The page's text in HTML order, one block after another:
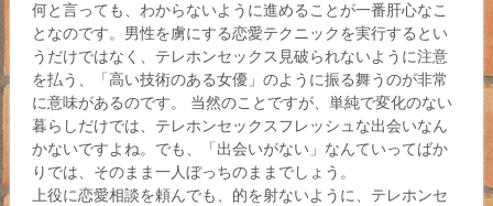
何と言っても、わからないように進めることが一番肝心なこ
となのです。男性を虜にする恋愛テクニックを実行するとい
うだけではなく、テレホンセックス見破られないように注意
を払う、「高い技術のある女優」のように振る舞うのが非常
に意味があるのです。 当然のことですが、単純で変化のない
暮らしだけでは、テレホンセックスフレッシュな出会いなん
かないですよね。でも、「出会いがない」なんていってばか
りでは、そのまま一人ぼっちのままでしょう。
上役に恋愛相談を頼んでも、的を射ないように、テレホンセ